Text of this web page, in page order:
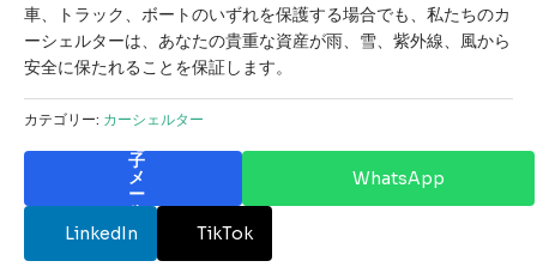
車、トラック、ボートのいずれを保護する場合でも、私たちのカ
ーシェルターは、あなたの貴重な資産が雨、雪、紫外線、風から
安全に保たれることを保証します。
カテゴリー: カーシェルター
子
メ
ー
ル
WhatsApp
LinkedIn TikTok